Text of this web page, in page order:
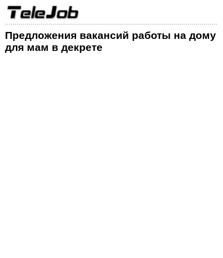
Предложения вакансий работы на дому
для мам в декрете